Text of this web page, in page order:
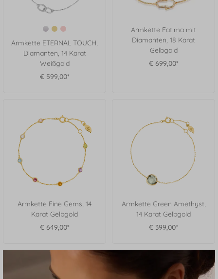
Armkette ETERNAL TOUCH,
Diamanten, 14 Karat
Weißgold
€ 599,00*
Armkette Fatima mit
Diamanten, 18 Karat
Gelbgold
€ 699,00*
Armkette Fine Gems, 14
Karat Gelbgold
€ 649,00*
Armkette Green Amethyst,
14 Karat Gelbgold
€ 399,00*